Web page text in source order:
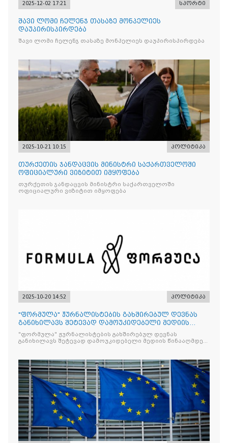
2025-12-02 17:21 სპორტი
შავი ლომი ჩელენჯ თასაზე მონპელიეს
დაუპირისპირდება
შავი ლომი ჩელენჯ თასაზე მონპელიეს დაუპირისპირდება
2025-10-21 10:15 პოლიტიკა
თურქეთის ჯანდაცვის მინისტრი საქართველოში
ოფიციალური ვიზიტით იმყოფება
თურქეთის ჯანდაცვის მინისტრი საქართველოში
ოფიციალური ვიზიტით იმყოფება
2025-10-20 14:52 პოლიტიკა
"ფორმულა" ჟურნალისტების გახშირებულ დევნას
განიხილავს შეტევად დამოუკიდებელი მედიის
წინააღმდ
"ფორმულა" ჟურნალისტების გახშირებულ დევნას
განიხილავს შეტევად დამოუკიდებელი მედიის წინააღმდეგ,